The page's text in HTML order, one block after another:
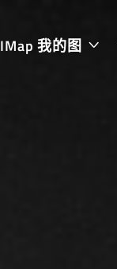
IMap 我的图